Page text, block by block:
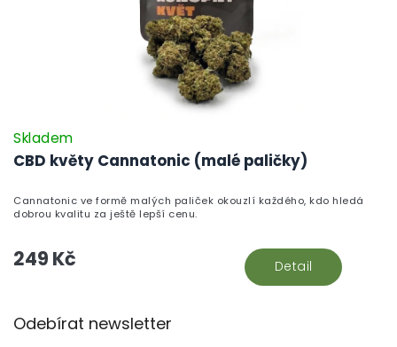
CBD květy Cannatonic (malé paličky)
Skladem
249 Kč Detail
Cannatonic ve formě malých paliček okouzlí každého, kdo hledá
dobrou kvalitu za ještě lepší cenu.
Odebírat newsletter